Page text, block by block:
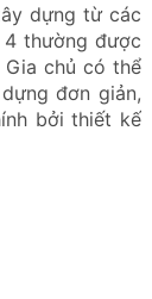
dựng từ các
thường được
chủ có thể
đơn giản,
bởi thiết kế